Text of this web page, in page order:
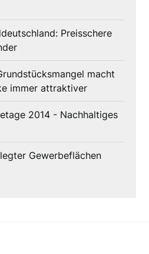
Preisschere
macht
immer attraktiver
2014 - Nachhaltiges
Gewerbeflächen